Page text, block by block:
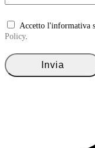
Accetto l'informativa
Policy.